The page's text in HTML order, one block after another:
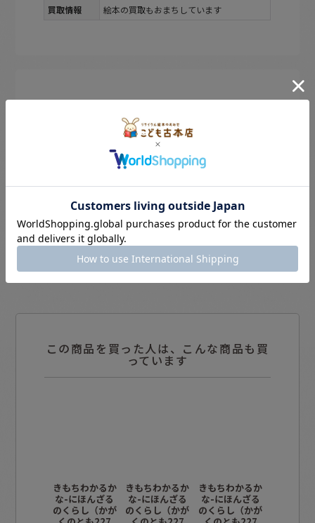
買取情報 絵本の買取もおまちしています
のぞき見。
この商品を買った人は、こんな商品も買
っています
きもちわかるか
な-にほんざる
のくらし（かが
きもちわかるか
な-にほんざる
のくらし（かが
きもちわかるか
な-にほんざる
のくらし（かが